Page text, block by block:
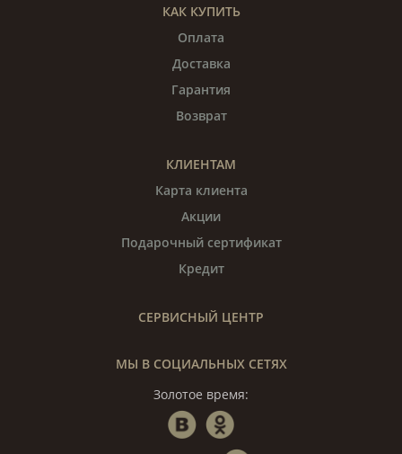
КАК КУПИТЬ
Оплата
Доставка
Гарантия
Возврат
КЛИЕНТАМ
Карта клиента
Акции
Подарочный сертификат
Кредит
СЕРВИСНЫЙ ЦЕНТР
МЫ В СОЦИАЛЬНЫХ СЕТЯХ
Золотое время: